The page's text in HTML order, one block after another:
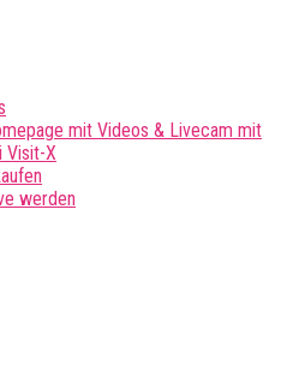
mit Videos & Livecam mit
Visit-X
werden